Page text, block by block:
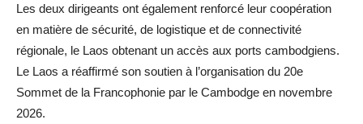
Les deux dirigeants ont également renforcé leur coopération
en matière de sécurité, de logistique et de connectivité
régionale, le Laos obtenant un accès aux ports cambodgiens.
Le Laos a réaffirmé son soutien à l’organisation du 20e
Sommet de la Francophonie par le Cambodge en novembre
2026.